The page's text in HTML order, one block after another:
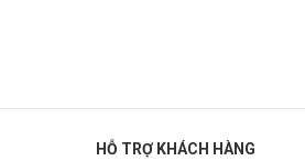
HỖ TRỢ KHÁCH HÀNG